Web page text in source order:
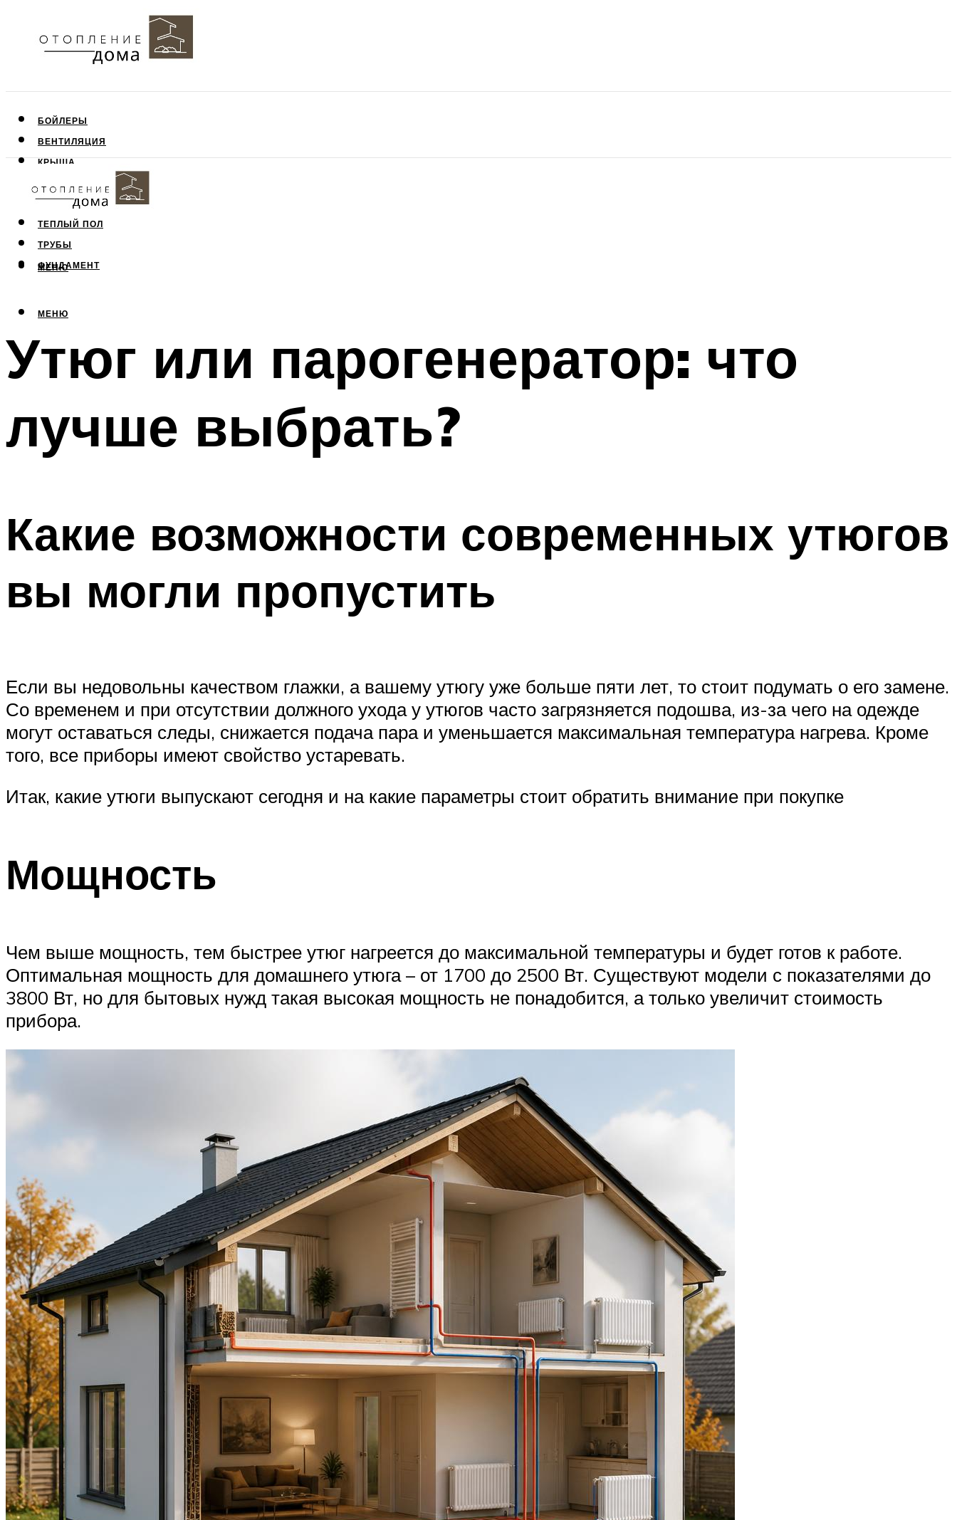
БОЙЛЕРЫ
ВЕНТИЛЯЦИЯ
КРЫША
СТЕНЫ
ТЕПЛЫЙ ПОЛ
ТРУБЫ
ФУНДАМЕНТ
МЕНЮ
МЕНЮ
Утюг или парогенератор: что
лучше выбрать?
Какие возможности современных утюгов
вы могли пропустить
Если вы недовольны качеством глажки, а вашему утюгу уже больше пяти лет, то стоит подумать о его замене.
Со временем и при отсутствии должного ухода у утюгов часто загрязняется подошва, из-за чего на одежде
могут оставаться следы, снижается подача пара и уменьшается максимальная температура нагрева. Кроме
того, все приборы имеют свойство устаревать.
Итак, какие утюги выпускают сегодня и на какие параметры стоит обратить внимание при покупке
Мощность
Чем выше мощность, тем быстрее утюг нагреется до максимальной температуры и будет готов к работе.
Оптимальная мощность для домашнего утюга – от 1700 до 2500 Вт. Существуют модели с показателями до
3800 Вт, но для бытовых нужд такая высокая мощность не понадобится, а только увеличит стоимость
прибора.